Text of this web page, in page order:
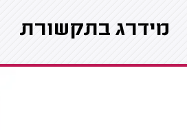
מידרג בתקשורת